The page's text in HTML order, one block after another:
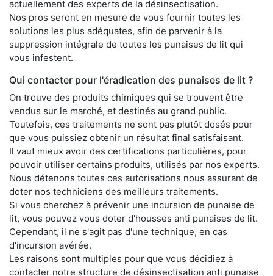
actuellement des experts de la désinsectisation.
Nos pros seront en mesure de vous fournir toutes les
solutions les plus adéquates, afin de parvenir à la
suppression intégrale de toutes les punaises de lit qui
vous infestent.
Qui contacter pour l'éradication des punaises de lit ?
On trouve des produits chimiques qui se trouvent être
vendus sur le marché, et destinés au grand public.
Toutefois, ces traitements ne sont pas plutôt dosés pour
que vous puissiez obtenir un résultat final satisfaisant.
Il vaut mieux avoir des certifications particulières, pour
pouvoir utiliser certains produits, utilisés par nos experts.
Nous détenons toutes ces autorisations nous assurant de
doter nos techniciens des meilleurs traitements.
Si vous cherchez à prévenir une incursion de punaise de
lit, vous pouvez vous doter d'housses anti punaises de lit.
Cependant, il ne s'agit pas d'une technique, en cas
d'incursion avérée.
Les raisons sont multiples pour que vous décidiez à
contacter notre structure de désinsectisation anti punaise